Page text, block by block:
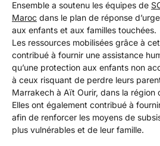
Ensemble a soutenu les équipes de
Maroc dans le plan de réponse
aux enfants et aux familles touchées.
Les ressources mobilisées grâce à
contribué à fournir une assistance
qu’une protection aux enfants non
à ceux risquant de perdre leurs
Marrakech à Aït Ourir, dans la région
Elles ont également contribué à
afin de renforcer les moyens de
plus vulnérables et de leur famille.